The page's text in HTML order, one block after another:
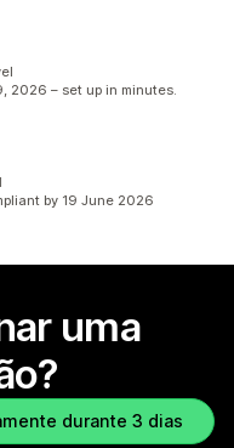
2026 – set up in minutes.
by 19 June 2026
uma
durante 3 dias